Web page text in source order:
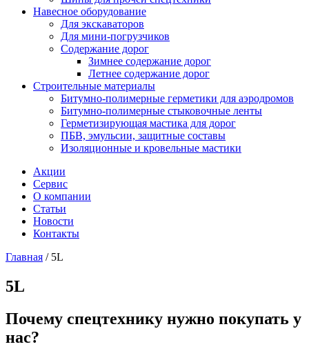
Навесное оборудование
Для экскаваторов
Для мини-погрузчиков
Содержание дорог
Зимнее содержание дорог
Летнее содержание дорог
Строительные материалы
Битумно-полимерные герметики для аэродромов
Битумно-полимерные стыковочные ленты
Герметизирующая мастика для дорог
ПБВ, эмульсии, защитные составы
Изоляционные и кровельные мастики
Акции
Сервис
О компании
Статьи
Новости
Контакты
Главная / 5L
5L
Почему спецтехнику нужно покупать у
нас?